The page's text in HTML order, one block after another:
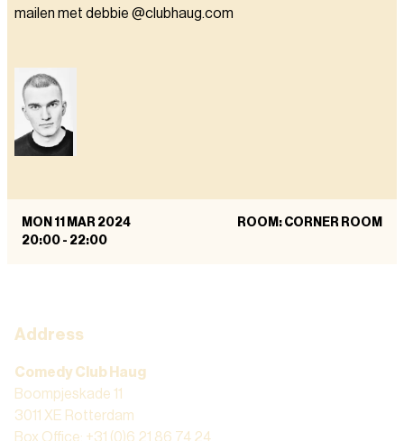
mailen met debbie @clubhaug.com
MON 11 MAR 2024
20:00 - 22:00
ROOM: CORNER ROOM
Address
Comedy Club Haug
Boompjeskade 11
3011 XE Rotterdam
Box Office: +31 (0)6 21 86 74 24